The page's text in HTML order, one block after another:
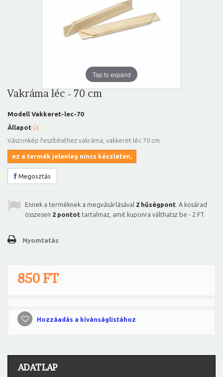
Tap to expand
Vakráma léc - 70 cm
Modell Vakkeret-lec-70
Állapot Új
Vászonkép feszítéséhez vakráma, vakkeret léc 70 cm
ez a termék jelenleg nincs készleten,
Megosztás
Ennek a terméknek a megvásárlásával 2 hűségpont . A kosárad
összesen 2 pontot tartalmaz, amit kuponra válthatsz be - 2 FT.
Nyomtatás
850 FT
Hozzáadás a kívánságlistához
ADATLAP